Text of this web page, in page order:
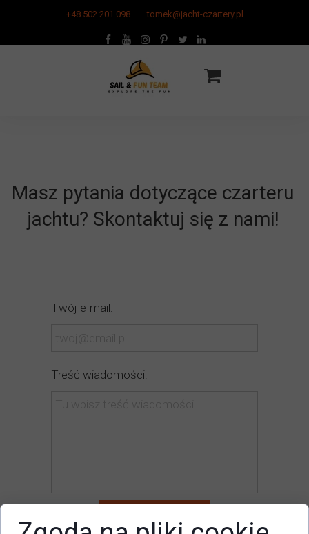
+48 502 201 098 tomek@jacht-czartery.pl
Masz pytania dotyczące czarteru
jachtu? Skontaktuj się z nami!
Twój e-mail:
Treść wiadomości: